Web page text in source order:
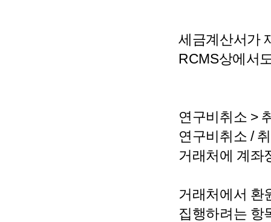
세금계산서가
RCMS상에서
연구비취소 >
연구비취소 /
거래처에 계좌
거래처에서 환
집행하려는 항